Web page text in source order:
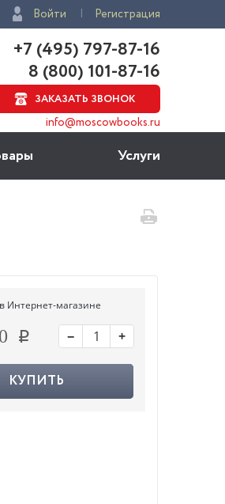
Войти Регистрация
+7 (495) 797-87-16
8 (800) 101-87-16
ЗАКАЗАТЬ ЗВОНОК
info@moscowbooks.ru
Услуги
Интернет-магазине
− +
КУПИТЬ